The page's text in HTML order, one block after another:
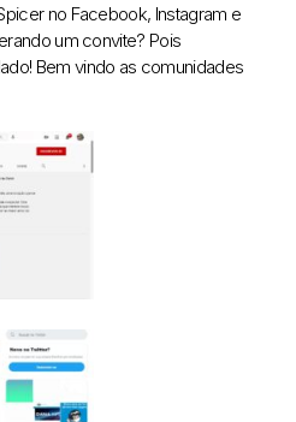
no Facebook, Instagram e
um convite? Pois
Bem vindo as comunidades